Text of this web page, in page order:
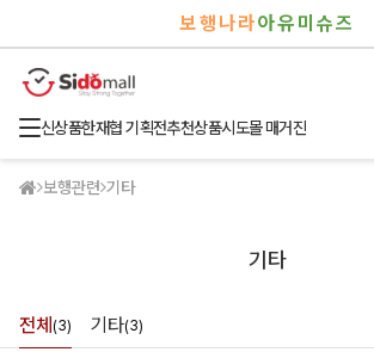
보행나라아유미슈즈
신상품한재협 기획전추천상품시도몰 매거진
보행관련 기타
기타
전체 (3) 기타(3)